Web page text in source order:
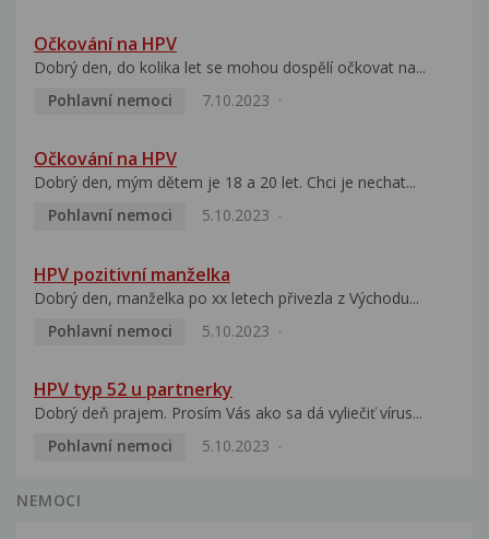
Očkování na HPV
Dobrý den, do kolika let se mohou dospělí očkovat na...
Pohlavní nemoci
7.10.2023
Očkování na HPV
Dobrý den, mým dětem je 18 a 20 let. Chci je nechat...
Pohlavní nemoci
5.10.2023
HPV pozitivní manželka
Dobrý den, manželka po xx letech přivezla z Východu...
Pohlavní nemoci
5.10.2023
HPV typ 52 u partnerky
Dobrý deň prajem. Prosím Vás ako sa dá vyliečiť vírus...
Pohlavní nemoci
5.10.2023
NEMOCI